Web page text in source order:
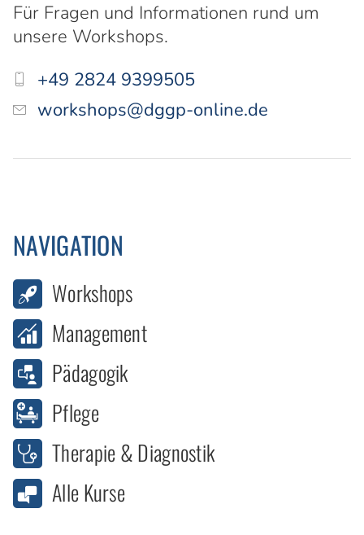
Für Fragen und Informationen rund um
unsere Workshops.
+49 2824 9399505
workshops@dggp-online.de
NAVIGATION
Workshops
Management
Pädagogik
Pflege
Therapie & Diagnostik
Alle Kurse